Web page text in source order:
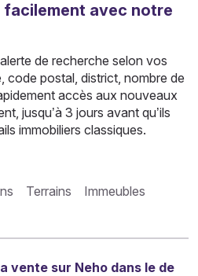
facilement avec notre
de recherche selon vos
code postal, district, nombre de
accès aux nouveaux
jusqu’à 3 jours avant qu’ils
immobiliers classiques.
Terrains Immeubles
vente sur Neho dans le de